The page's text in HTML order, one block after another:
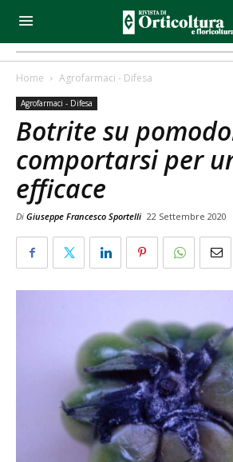
Home Agrofarmaci - Difesa
Agrofarmaci - Difesa
Botrite su
comportarsi per
efficace
Di Giuseppe Francesco Sportelli 22 Settembre 2020